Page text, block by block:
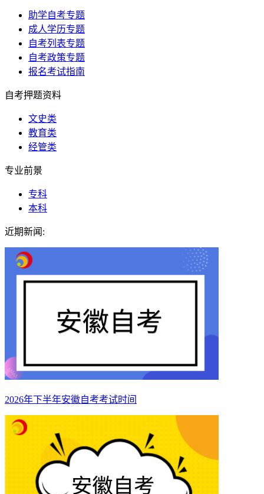
助学自考专题
成人学历专题
自考列表专题
自考政策专题
报名考试指南
自考押题资料
文史类
教育类
经管类
专业前景
专科
本科
近期新闻:
2026年下半年安徽自考考试时间